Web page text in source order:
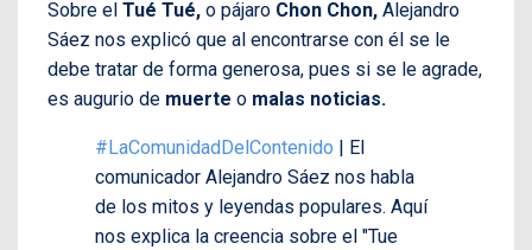
Sobre el Tué Tué, o pájaro Chon Chon, Alejandro
Sáez nos explicó que al encontrarse con él se le
debe tratar de forma generosa, pues si se le agrade,
es augurio de muerte o malas noticias.
#LaComunidadDelContenido | El
comunicador Alejandro Sáez nos habla
de los mitos y leyendas populares. Aquí
nos explica la creencia sobre el "Tue